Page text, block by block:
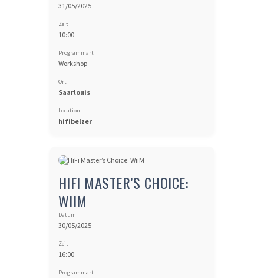
31/05/2025
Zeit
10:00
Programmart
Workshop
Ort
Saarlouis
Location
hifibelzer
HIFI MASTER’S CHOICE:
WIIM
Datum
30/05/2025
Zeit
16:00
Programmart